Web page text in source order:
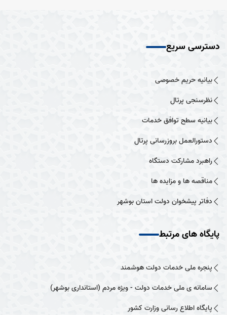
دسترسی سریع
بیانیه حریم خصوصی
نظرسنجی پرتال
بیانیه سطح توافق خدمات
دستورالعمل بروزرسانی پرتال
راهبرد مشارکت دستگاه
مناقصه ها و مزایده ها
دفاتر پیشخوان دولت استان بوشهر
پایگاه های مرتبط
پنجره ملی خدمات دولت هوشمند
سامانه ی ملی خدمات دولت - ویژه مردم (استانداری بوشهر)
پایگاه اطلاع رسانی وزارت کشور